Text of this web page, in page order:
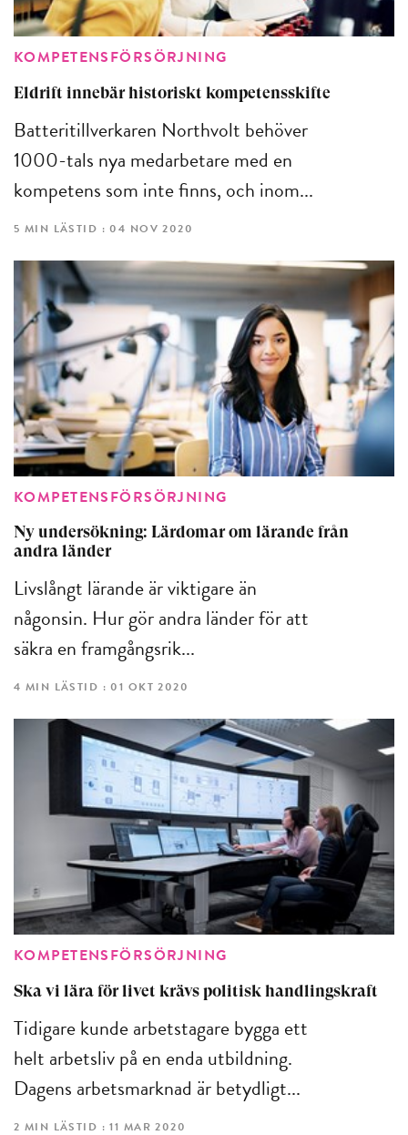
KOMPETENSFÖRSÖRJNING
Eldrift innebär historiskt kompetensskifte
Batteritillverkaren Northvolt behöver
1000-tals nya medarbetare med en
kompetens som inte finns, och inom...
5 MIN LÄSTID : 04 NOV 2020
KOMPETENSFÖRSÖRJNING
Ny undersökning: Lärdomar om lärande från
andra länder
Livslångt lärande är viktigare än
någonsin. Hur gör andra länder för att
säkra en framgångsrik...
4 MIN LÄSTID : 01 OKT 2020
KOMPETENSFÖRSÖRJNING
Ska vi lära för livet krävs politisk handlingskraft
Tidigare kunde arbetstagare bygga ett
helt arbetsliv på en enda utbildning.
Dagens arbetsmarknad är betydligt...
2 MIN LÄSTID : 11 MAR 2020